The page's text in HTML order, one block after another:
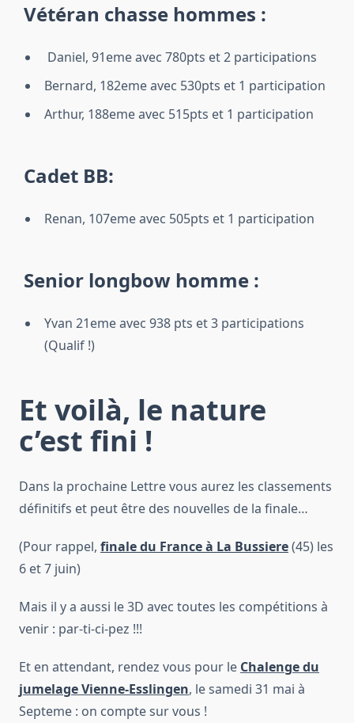
Vétéran chasse hommes :
Daniel, 91eme avec 780pts et 2 participations
Bernard, 182eme avec 530pts et 1 participation
Arthur, 188eme avec 515pts et 1 participation
Cadet BB:
Renan, 107eme avec 505pts et 1 participation
Senior longbow homme :
Yvan 21eme avec 938 pts et 3 participations
(Qualif !)
Et voilà, le nature
c’est fini !
Dans la prochaine Lettre vous aurez les classements
définitifs et peut être des nouvelles de la finale…
(Pour rappel, finale du France à La Bussiere(45) les
6 et 7 juin)
Mais il y a aussi le 3D avec toutes les compétitions à
venir : par-ti-ci-pez !!!
Et en attendant, rendez vous pour le Chalenge du
jumelage Vienne-Esslingen, le samedi 31 mai à
Septeme : on compte sur vous !